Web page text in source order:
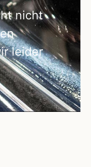
nicht
leider